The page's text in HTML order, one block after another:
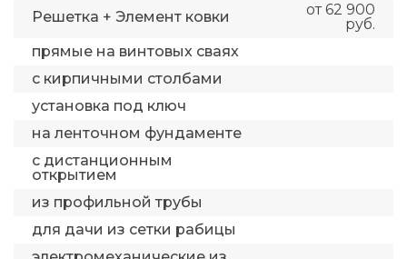
Решетка + Элемент ковки
от 62 900
руб.
прямые на винтовых сваях
с кирпичными столбами
установка под ключ
на ленточном фундаменте
с дистанционным
открытием
из профильной трубы
для дачи из сетки рабицы